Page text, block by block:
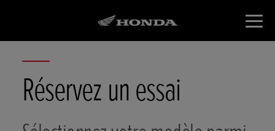
Réservez un essai